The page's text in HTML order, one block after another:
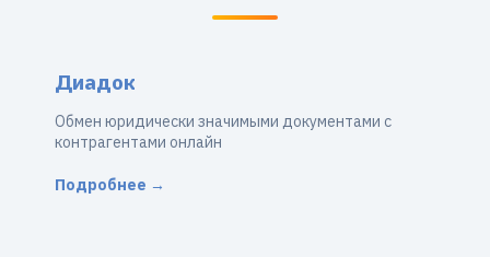
Диадок
Обмен юридически значимыми документами с
контрагентами онлайн
Подробнее →